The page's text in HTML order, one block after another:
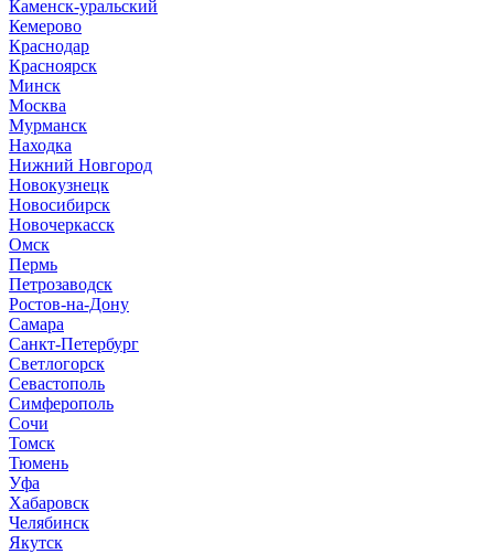
Каменск-уральский
Кемерово
Краснодар
Красноярск
Минск
Москва
Мурманск
Находка
Нижний Новгород
Новокузнецк
Новосибирск
Новочеркасск
Омск
Пермь
Петрозаводск
Ростов-на-Дону
Самара
Санкт-Петербург
Светлогорск
Севастополь
Симферополь
Сочи
Томск
Тюмень
Уфа
Хабаровск
Челябинск
Якутск